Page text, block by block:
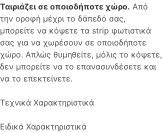
Ταιριάζει σε οποιοδήποτε χώρο. Από
την οροφή μέχρι το δάπεδό σας,
μπορείτε να κόψετε τα strip φωτιστικά
σας για να χωρέσουν σε οποιοδήποτε
χώρο. Απλώς θυμηθείτε, μόλις το κόψετε,
δεν μπορείτε να το επανασυνδέσετε και
να το επεκτείνετε.
Τεχνικά Χαρακτηριστικά
Ειδικά Χαρακτηριστικά